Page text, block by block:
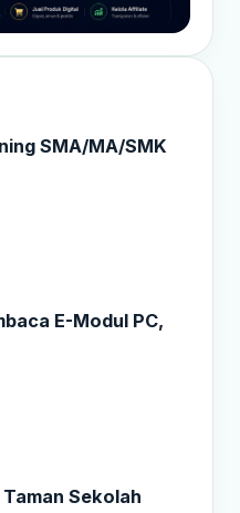
SMA/MA/SMK
E-Modul PC,
Sekolah